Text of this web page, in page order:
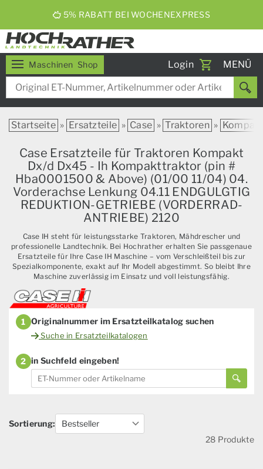
5% RABATT BEI WOCHENEXPRESS
Maschinen Shop Login
Toggle
MENÜ
Startseite » Ersatzteile » Case » Traktoren »
Case Ersatzteile für Traktoren Kompakt
Dx/d Dx45 - Ih Kompakttraktor (pin #
Hba0001500 & Above) (01/00 11/04) 04.
Vorderachse Lenkung 04.11 ENDGULGTIG
REDUKTION-GETRIEBE (VORDERRAD-
ANTRIEBE) 2120
Case IH steht für leistungsstarke Traktoren, Mähdrescher und
professionelle Landtechnik. Bei Hochrather erhalten Sie passgenaue
Ersatzteile für Ihre Case IH Maschine – vom Verschleißteil bis zur
Spezialkomponente, exakt auf Ihr Modell abgestimmt. So bleibt Ihre
Maschine zuverlässig im Einsatz und voll leistungsfähig.
1 Originalnummer im Ersatzteilkatalog suchen
Suche in Ersatzteilkatalogen
2 in Suchfeld eingeben!
Sortierung:
28 Produkte